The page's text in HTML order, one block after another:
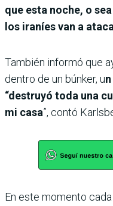
que esta noche, o
los iraníes van a
También informó que
dentro de un búnker, u
“destruyó toda una
mi casa”, contó
En este momento